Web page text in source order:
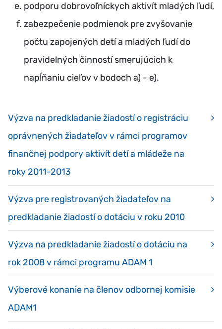
podporu dobrovoľníckych aktivít mladých ľudí,
zabezpečenie podmienok pre zvyšovanie
počtu zapojených detí a mladých ľudí do
pravidelných činností smerujúcich k
napĺňaniu cieľov v bodoch a) - e).
Výzva na predkladanie žiadostí o registráciu
oprávnených žiadateľov v rámci programov
finančnej podpory aktivít detí a mládeže na
roky 2011-2013
Výzva pre registrovaných žiadateľov na
predkladanie žiadostí o dotáciu v roku 2010
Výzva na predkladanie žiadostí o dotáciu na
rok 2008 v rámci programu ADAM 1
Výberové konanie na členov odbornej komisie
ADAM1